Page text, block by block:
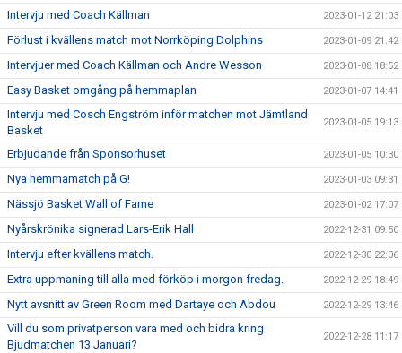
Intervju med Coach Källman 2023-01-12 21:03
Förlust i kvällens match mot Norrköping Dolphins 2023-01-09 21:42
Intervjuer med Coach Källman och Andre Wesson 2023-01-08 18:52
Easy Basket omgång på hemmaplan 2023-01-07 14:41
Intervju med Cosch Engström inför matchen mot Jämtland
Basket
2023-01-05 19:13
Erbjudande från Sponsorhuset 2023-01-05 10:30
Nya hemmamatch på G! 2023-01-03 09:31
Nässjö Basket Wall of Fame 2023-01-02 17:07
Nyårskrönika signerad Lars-Erik Hall 2022-12-31 09:50
Intervju efter kvällens match. 2022-12-30 22:06
Extra uppmaning till alla med förköp i morgon fredag. 2022-12-29 18:49
Nytt avsnitt av Green Room med Dartaye och Abdou 2022-12-29 13:46
Vill du som privatperson vara med och bidra kring
Bjudmatchen 13 Januari?
2022-12-28 11:17